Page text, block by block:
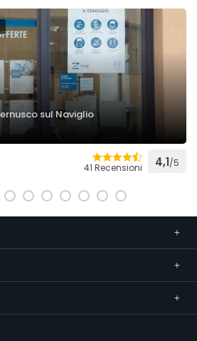
sul Naviglio
41 Recensioni 4,1/5